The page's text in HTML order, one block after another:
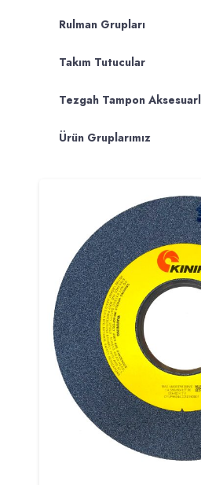
Rulman Grupları
Takım Tutucular
Tezgah Tampon
Ürün Gruplarımız